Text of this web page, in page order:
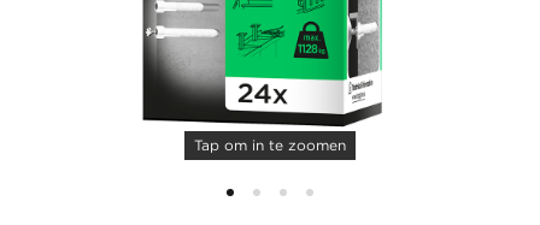
Tap om in te zoomen